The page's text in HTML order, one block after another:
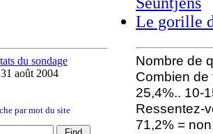
Le gorille
du sondage
août 2004
par mot du site
Nombre de
Combien de
25,4%.. 10-
Ressentez-
71,2% =